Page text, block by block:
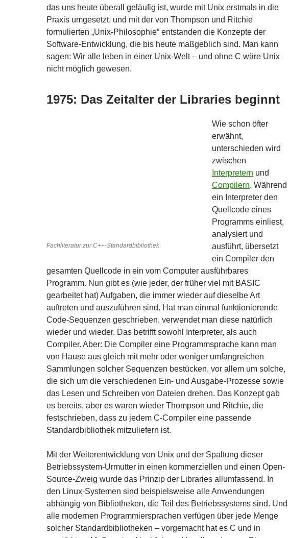
das uns heute überall geläufig ist, wurde mit Unix erstmals in die
Praxis umgesetzt, und mit der von Thompson und Ritchie
formulierten „Unix-Philosophie“ entstanden die Konzepte der
Software-Entwicklung, die bis heute maßgeblich sind. Man kann
sagen: Wir alle leben in einer Unix-Welt – und ohne C wäre Unix
nicht möglich gewesen.
1975: Das Zeitalter der Libraries beginnt
Fachliteratur zur C++-Standardbibliothek
Wie schon öfter
erwähnt,
unterschieden wird
zwischen
Interpretern und
Compilern. Während
ein Interpreter den
Quellcode eines
Programms einliest,
analysiert und
ausführt, übersetzt
ein Compiler den
gesamten Quellcode in ein vom Computer ausführbares
Programm. Nun gibt es (wie jeder, der früher viel mit BASIC
gearbeitet hat) Aufgaben, die immer wieder auf dieselbe Art
auftreten und auszuführen sind. Hat man einmal funktionierende
Code-Sequenzen geschrieben, verwendet man diese natürlich
wieder und wieder. Das betrifft sowohl Interpreter, als auch
Compiler. Aber: Die Compiler eine Programmsprache kann man
von Hause aus gleich mit mehr oder weniger umfangreichen
Sammlungen solcher Sequenzen bestücken, vor allem um solche,
die sich um die verschiedenen Ein- und Ausgabe-Prozesse sowie
das Lesen und Schreiben von Dateien drehen. Das Konzept gab
es bereits, aber es waren wieder Thompson und Ritchie, die
festschrieben, dass zu jedem C-Compiler eine passende
Standardbibliothek mitzuliefern ist.
Mit der Weiterentwicklung von Unix und der Spaltung dieser
Betriebssystem-Urmutter in einen kommerziellen und einen Open-
Source-Zweig wurde das Prinzip der Libraries allumfassend. In
den Linux-Systemen sind beispielsweise alle Anwendungen
abhängig von Bibliotheken, die Teil des Betriebssystems sind. Und
alle modernen Programmiersprachen verfügen über jede Menge
solcher Standardbibliotheken – vorgemacht hat es C und in